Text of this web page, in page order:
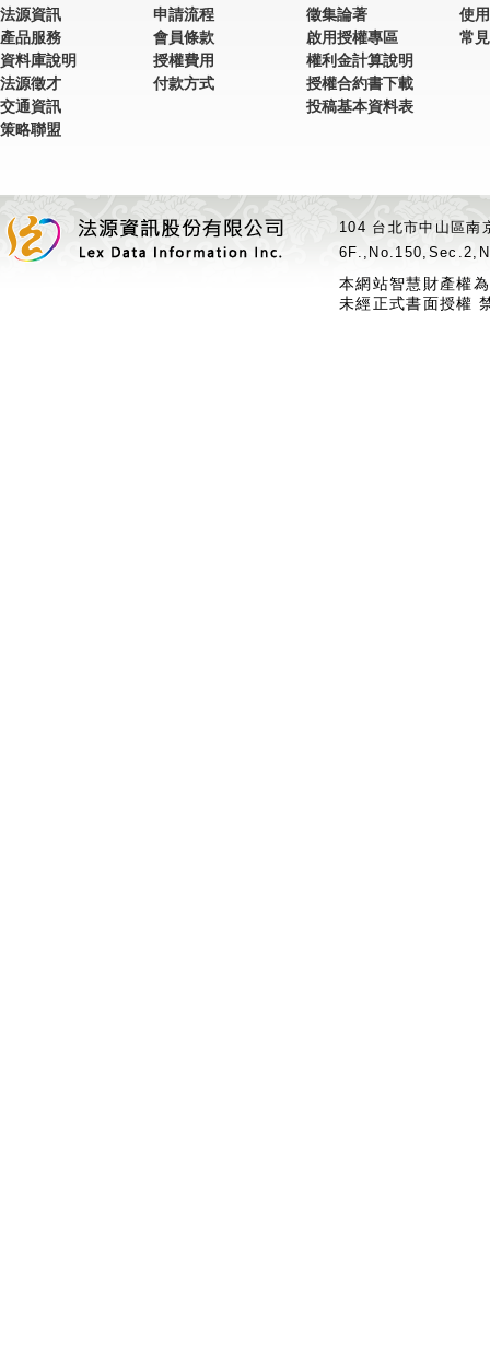
法源資訊
產品服務
資料庫說明
法源徵才
交通資訊
策略聯盟
申請流程
會員條款
授權費用
付款方式
徵集論著
啟用授權專區
權利金計算說明
授權合約書下載
投稿基本資料表
使
常
104 台北市中山區
本網站智慧財產權
未經正式書面授權